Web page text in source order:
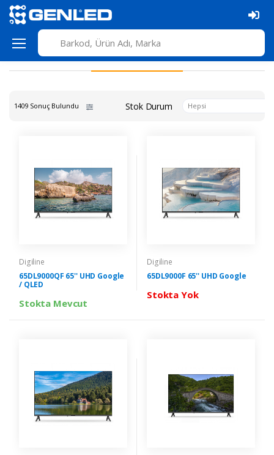
1409 Sonuç Bulundu Stok Durum Hepsi
Digiline
65DL9000QF 65'' UHD Google
/ QLED
Stokta Mevcut
Digiline
65DL9000F 65'' UHD Google
Stokta Yok